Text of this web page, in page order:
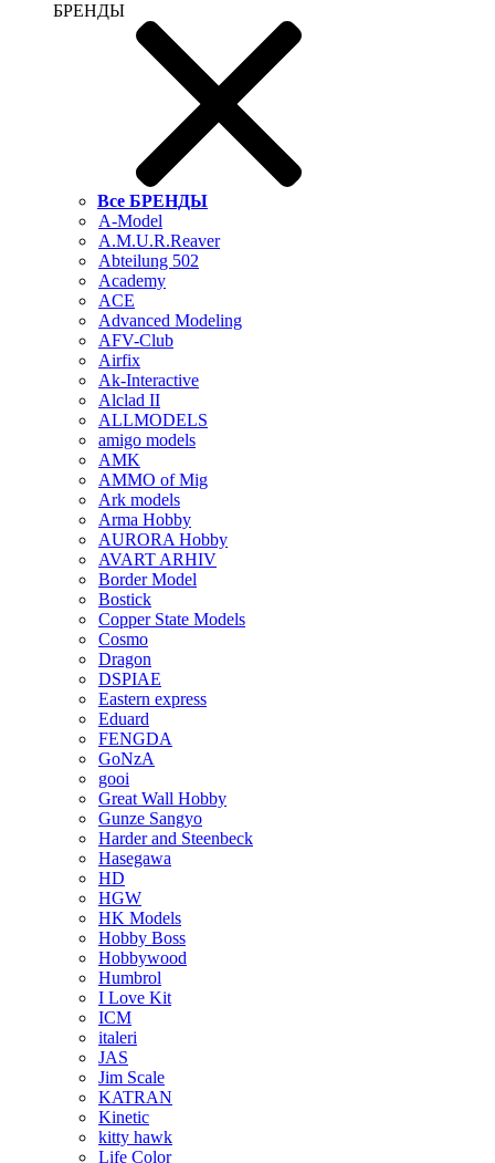
БРЕНДЫ
Все БРЕНДЫ
A-Model
A.M.U.R.Reaver
Abteilung 502
Academy
ACE
Advanced Modeling
AFV-Club
Airfix
Ak-Interactive
Alclad II
ALLMODELS
amigo models
AMK
AMMO of Mig
Ark models
Arma Hobby
AURORA Hobby
AVART ARHIV
Border Model
Bostick
Copper State Models
Cosmo
Dragon
DSPIAE
Eastern express
Eduard
FENGDA
GoNzA
gooi
Great Wall Hobby
Gunze Sangyo
Harder and Steenbeck
Hasegawa
HD
HGW
HK Models
Hobby Boss
Hobbywood
Humbrol
I Love Kit
ICM
italeri
JAS
Jim Scale
KATRAN
Kinetic
kitty hawk
Life Color